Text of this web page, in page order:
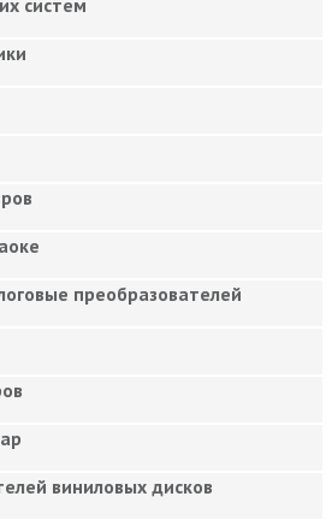
преобразователей
виниловых дисков